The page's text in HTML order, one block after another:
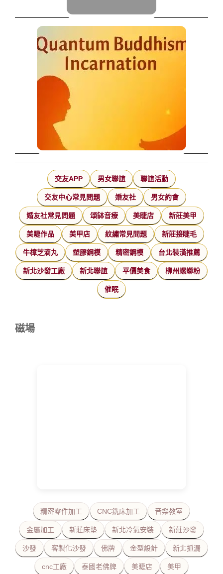
交友APP 男女聯誼 聯誼活動
交友中心常見問題 婚友社 男女約會
婚友社常見問題 頌缽音療 美睫店 新莊美甲
美睫作品 美甲店 紋繡常見問題 新莊接睫毛
牛樟芝滴丸 塑膠鋼模 精密鋼模 台北裝潢推薦
新北沙發工廠 新北聯誼 平價美食 柳州螺螄粉
催眠
磁場
精密零件加工 CNC銑床加工 音樂教室
金屬加工 新莊床墊 新北冷氣安裝 新莊沙發
沙發 客製化沙發 佛牌 金型設計 新北抓漏
cnc工廠 泰國老佛牌 美睫店 美甲